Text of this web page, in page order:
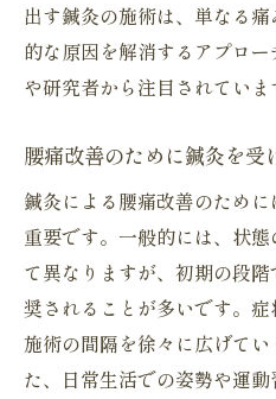
出す鍼灸の施術は、単なる
的な原因を解消するアプロ
や研究者から注目されていま
腰痛改善のために鍼灸を受
鍼灸による腰痛改善のため
重要です。一般的には、状
て異なりますが、初期の段
奨されることが多いです。症
施術の間隔を徐々に広げて
た、日常生活での姿勢や運